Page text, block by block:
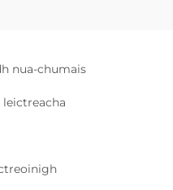
nua-chumais